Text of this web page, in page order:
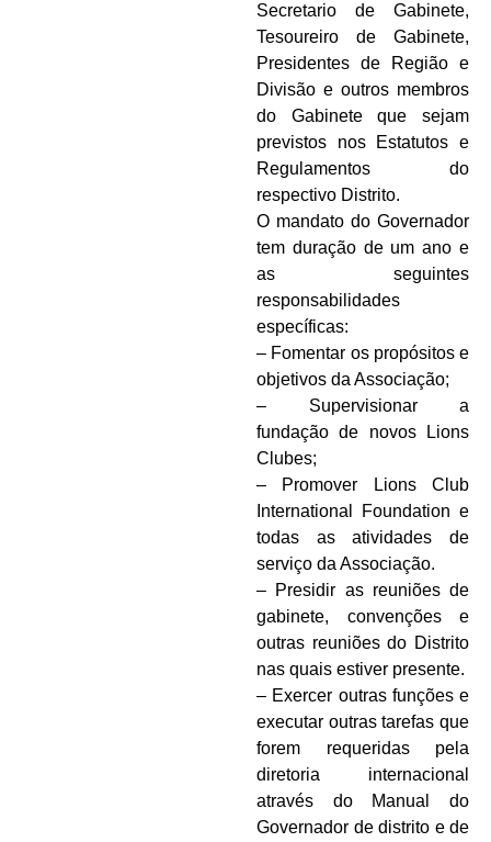
Secretario de Gabinete,
Tesoureiro de Gabinete,
Presidentes de Região e
Divisão e outros membros
do Gabinete que sejam
previstos nos Estatutos e
Regulamentos do
respectivo Distrito.
O mandato do Governador
tem duração de um ano e
as seguintes
responsabilidades
específicas:
– Fomentar os propósitos e
objetivos da Associação;
– Supervisionar a
fundação de novos Lions
Clubes;
– Promover Lions Club
International Foundation e
todas as atividades de
serviço da Associação.
– Presidir as reuniões de
gabinete, convenções e
outras reuniões do Distrito
nas quais estiver presente.
– Exercer outras funções e
executar outras tarefas que
forem requeridas pela
diretoria internacional
através do Manual do
Governador de distrito e de